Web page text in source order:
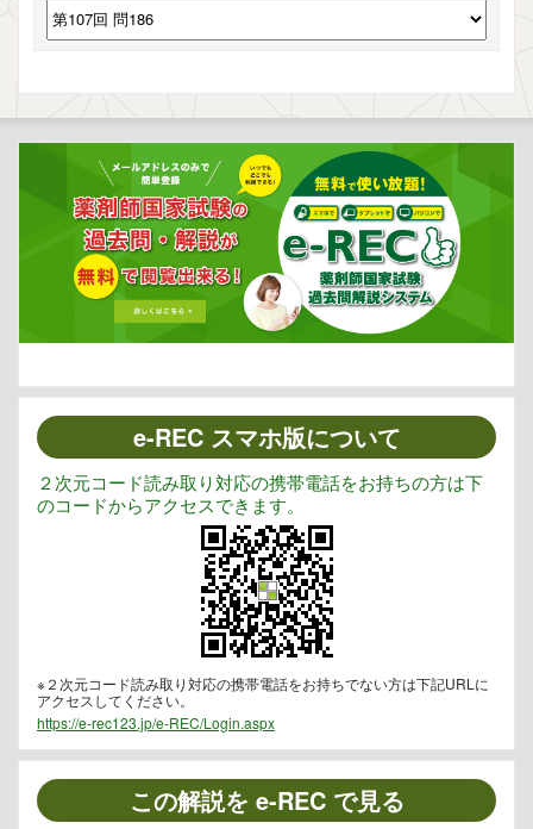
e-REC スマホ版について
２次元コード読み取り対応の携帯電話をお持ちの方は下
のコードからアクセスできます。
※２次元コード読み取り対応の携帯電話をお持ちでない方は下記URLに
アクセスしてください。
https://e-rec123.jp/e-REC/Login.aspx
この解説を e-REC で見る